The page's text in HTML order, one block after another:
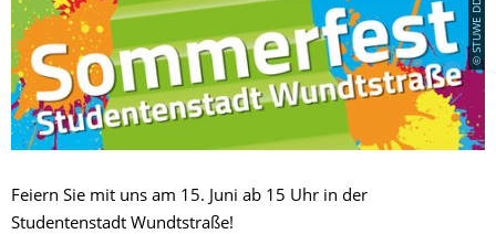
© STUWE DD
Feiern Sie mit uns am 15. Juni ab 15 Uhr in der
Studentenstadt Wundtstraße!